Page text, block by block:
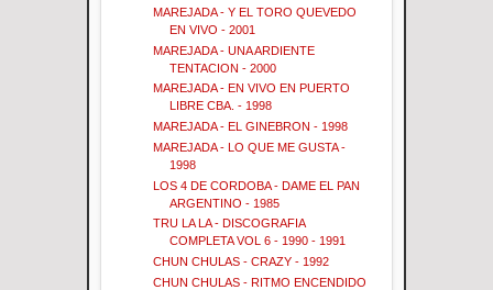
MAREJADA - Y EL TORO QUEVEDO
EN VIVO - 2001
MAREJADA - UNA ARDIENTE
TENTACION - 2000
MAREJADA - EN VIVO EN PUERTO
LIBRE CBA. - 1998
MAREJADA - EL GINEBRON - 1998
MAREJADA - LO QUE ME GUSTA -
1998
LOS 4 DE CORDOBA - DAME EL PAN
ARGENTINO - 1985
TRU LA LA - DISCOGRAFIA
COMPLETA VOL 6 - 1990 - 1991
CHUN CHULAS - CRAZY - 1992
CHUN CHULAS - RITMO ENCENDIDO